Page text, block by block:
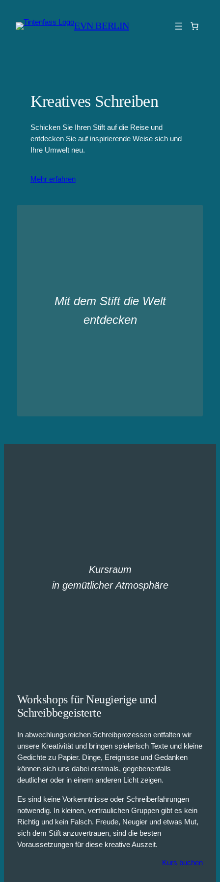
springen
EVN BERLIN
Kreatives Schreiben
Schicken Sie Ihren Stift auf die Reise und
entdecken Sie auf inspirierende Weise sich und
Ihre Umwelt neu.
Mehr erfahren
Mit dem Stift die Welt
entdecken
Kursraum
in gemütlicher Atmosphäre
Workshops für Neugierige und
Schreibbegeisterte
In abwechlungsreichen Schreibprozessen entfalten wir
unsere Kreativität und bringen spielerisch Texte und kleine
Gedichte zu Papier. Dinge, Ereignisse und Gedanken
können sich uns dabei erstmals, gegebenenfalls
deutlicher oder in einem anderen Licht zeigen.
Es sind keine Vorkenntnisse oder Schreiberfahrungen
notwendig. In kleinen, vertraulichen Gruppen gibt es kein
Richtig und kein Falsch. Freude, Neugier und etwas Mut,
sich dem Stift anzuvertrauen, sind die besten
Voraussetzungen für diese kreative Auszeit.
Kurs buchen